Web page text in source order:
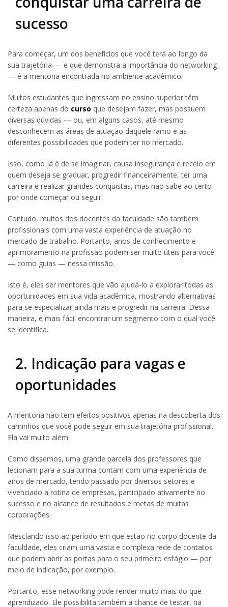
sucesso
Para começar, um dos benefícios que você terá ao longo da
sua trajetória — e que demonstra a importância do networking
— é a mentoria encontrada no ambiente acadêmico.
Muitos estudantes que ingressam no ensino superior têm
certeza apenas do curso que desejam fazer, mas possuem
diversas dúvidas — ou, em alguns casos, até mesmo
desconhecem as áreas de atuação daquele ramo e as
diferentes possibilidades que podem ter no mercado.
Isso, como já é de se imaginar, causa insegurança e receio em
quem deseja se graduar, progredir financeiramente, ter uma
carreira e realizar grandes conquistas, mas não sabe ao certo
por onde começar ou seguir.
Contudo, muitos dos docentes da faculdade são também
profissionais com uma vasta experiência de atuação no
mercado de trabalho. Portanto, anos de conhecimento e
aprimoramento na profissão podem ser muito úteis para você
— como guias — nessa missão.
Isto é, eles ser mentores que vão ajudá-lo a explorar todas as
oportunidades em sua vida acadêmica, mostrando alternativas
para se especializar ainda mais e progredir na carreira. Dessa
maneira, é mais fácil encontrar um segmento com o qual você
se identifica.
2. Indicação para vagas e
oportunidades
A mentoria não tem efeitos positivos apenas na descoberta dos
caminhos que você pode seguir em sua trajetória profissional.
Ela vai muito além.
Como dissemos, uma grande parcela dos professores que
lecionam para a sua turma contam com uma experiência de
anos de mercado, tendo passado por diversos setores e
vivenciado a rotina de empresas, participado ativamente no
sucesso e no alcance de resultados e metas de muitas
corporações.
Mesclando isso ao período em que estão no corpo docente da
faculdade, eles criam uma vasta e complexa rede de contatos
que podem abrir as portas para o seu primeiro estágio — por
meio de indicação, por exemplo.
Portanto, esse networking pode render muito mais do que
aprendizado. Ele possibilita também a chance de testar, na